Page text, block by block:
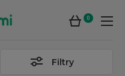
0
Filtry